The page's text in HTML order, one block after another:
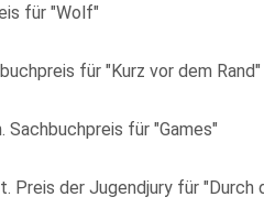
für "Wolf"
für "Kurz vor dem Rand"
für "Games"
Preis der Jugendjury für "Durch